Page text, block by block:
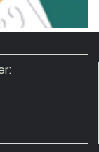
আহত শিবির